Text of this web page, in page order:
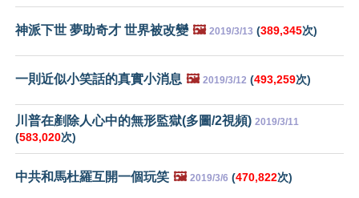
神派下世 夢助奇才 世界被改變 🖼️ 2019/3/13 (389,345次)
一則近似小笑話的真實小消息 🖼️ 2019/3/12 (493,259次)
川普在剷除人心中的無形監獄(多圖/2視頻) 2019/3/11
(583,020次)
中共和馬杜羅互開一個玩笑 🖼️ 2019/3/6 (470,822次)